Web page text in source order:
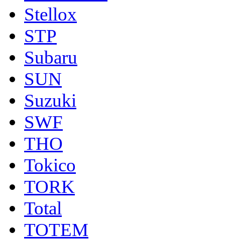
Stellox
STP
Subaru
SUN
Suzuki
SWF
THO
Tokico
TORK
Total
TOTEM